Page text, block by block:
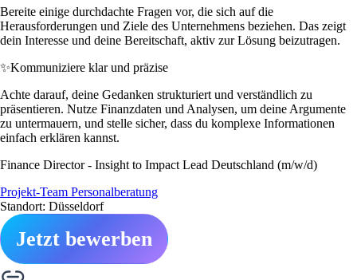
Bereite einige durchdachte Fragen vor, die sich auf die
Herausforderungen und Ziele des Unternehmens beziehen. Das zeigt
dein Interesse und deine Bereitschaft, aktiv zur Lösung beizutragen.
✨Kommuniziere klar und präzise
Achte darauf, deine Gedanken strukturiert und verständlich zu
präsentieren. Nutze Finanzdaten und Analysen, um deine Argumente
zu untermauern, und stelle sicher, dass du komplexe Informationen
einfach erklären kannst.
Finance Director - Insight to Impact Lead Deutschland (m/w/d)
Projekt-Team Personalberatung
Standort: Düsseldorf
Jetzt bewerben